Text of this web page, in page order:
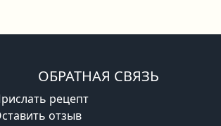
ОБРАТНАЯ СВЯЗЬ
рецепт
отзыв